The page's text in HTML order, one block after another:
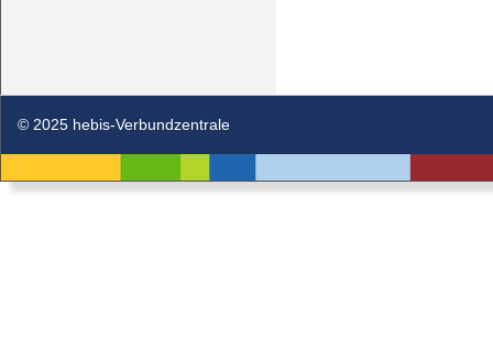
© 2025 hebis-Verbundzentrale